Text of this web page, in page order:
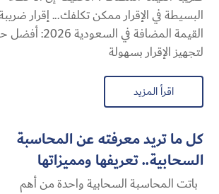
البسيطة في الإقرار ممكن تكلفك... إقرار
القيمة المضافة في السعودية
لتجهيز الإقرار بسهولة
اقرأ المزيد
كل ما تريد معرفته عن المحاسبة
السحابية​.. تعريفها ومميزاتها
باتت المحاسبة السحابية​ واحدة من أهم